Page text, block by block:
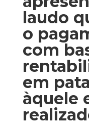
laudo
o
com
em
àquele